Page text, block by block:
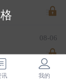
讯 我的
08-06
08-06